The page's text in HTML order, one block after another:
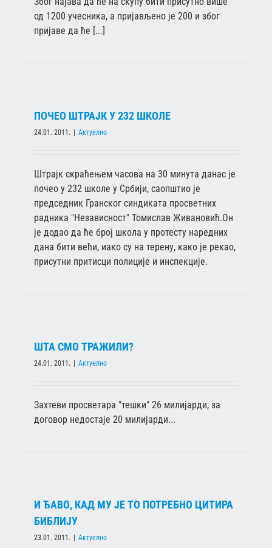
од 1200 учесника, а пријављено је 200 и због
пријаве да ће [...]
ПОЧЕО ШТРАЈК У 232 ШКОЛЕ
24.01. 2011. Актуелно
Штрајк скраћењем часова на 30 минута данас је
почео у 232 школе у Србији, саопштио је
председник Гранског синдиката просветних
радника "Независност" Томислав Живановић.Он
је додао да ће број школа у протесту наредних
дана бити већи, иако су на терену, како је рекао,
присутни притисци полиције и инспекције.
ШТА СМО ТРАЖИЛИ?
24.01. 2011. Актуелно
Захтеви просветара "тешки" 26 милијарди, за
договор недостаје 20 милијарди...
И ЂАВО, КАД МУ ЈЕ ТО ПОТРЕБНО ЦИТИРА
БИБЛИЈУ
23.01. 2011. Актуелно